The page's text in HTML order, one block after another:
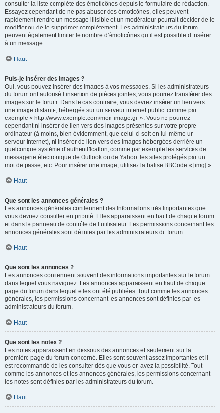
consulter la liste complète des émoticônes depuis le formulaire de rédaction.
Essayez cependant de ne pas abuser des émoticônes, elles peuvent
rapidement rendre un message illisible et un modérateur pourrait décider de le
modifier ou de le supprimer complètement. Les administrateurs du forum
peuvent également limiter le nombre d’émoticônes qu’il est possible d’insérer
à un message.
Haut
Puis-je insérer des images ?
Oui, vous pouvez insérer des images à vos messages. Si les administrateurs
du forum ont autorisé l’insertion de pièces jointes, vous pourrez transférer des
images sur le forum. Dans le cas contraire, vous devrez insérer un lien vers
une image distante, hébergée sur un serveur internet public, comme par
exemple « http://www.exemple.com/mon-image.gif ». Vous ne pourrez
cependant ni insérer de lien vers des images présentes sur votre propre
ordinateur (à moins, bien évidemment, que celui-ci soit en lui-même un
serveur internet), ni insérer de lien vers des images hébergées derrière un
quelconque système d’authentification, comme par exemple les services de
messagerie électronique de Outlook ou de Yahoo, les sites protégés par un
mot de passe, etc. Pour insérer une image, utilisez la balise BBCode « [img] ».
Haut
Que sont les annonces générales ?
Les annonces générales contiennent des informations très importantes que
vous devriez consulter en priorité. Elles apparaissent en haut de chaque forum
et dans le panneau de contrôle de l’utilisateur. Les permissions concernant les
annonces générales sont définies par les administrateurs du forum.
Haut
Que sont les annonces ?
Les annonces contiennent souvent des informations importantes sur le forum
dans lequel vous naviguez. Les annonces apparaissent en haut de chaque
page du forum dans lequel elles ont été publiées. Tout comme les annonces
générales, les permissions concernant les annonces sont définies par les
administrateurs du forum.
Haut
Que sont les notes ?
Les notes apparaissent en dessous des annonces et seulement sur la
première page du forum concerné. Elles sont souvent assez importantes et il
est recommandé de les consulter dès que vous en avez la possibilité. Tout
comme les annonces et les annonces générales, les permissions concernant
les notes sont définies par les administrateurs du forum.
Haut